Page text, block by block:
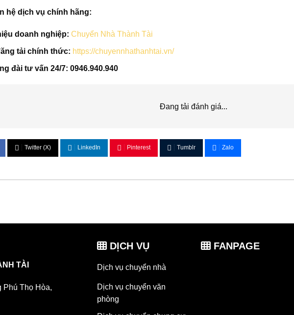
hệ dịch vụ chính hãng:
doanh nghiệp: Chuyển Nhà Thành Tài
tải chính thức: https://chuyennhathanhtai.vn/
đài tư vấn 24/7: 0946.940.940
Đang tải đánh giá...
Twitter (X) LinkedIn Pinterest Tumblr Zalo
TÀI
Thọ Hòa,
DỊCH VỤ
Dịch vụ chuyển nhà
Dịch vụ chuyển văn
phòng
FANPAGE